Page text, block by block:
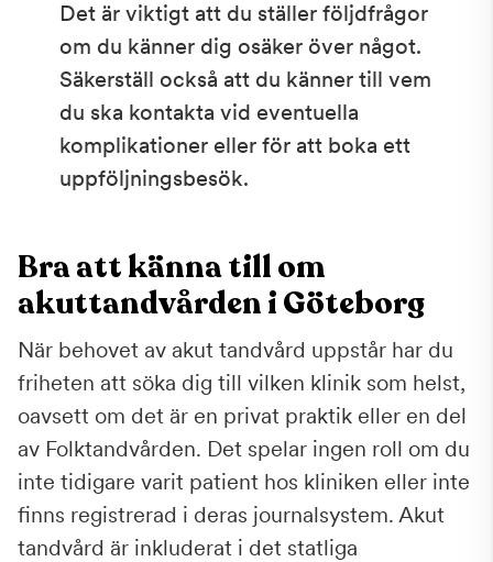
Det är viktigt att du ställer följdfrågor
om du känner dig osäker över något.
Säkerställ också att du känner till vem
du ska kontakta vid eventuella
komplikationer eller för att boka ett
uppföljningsbesök.
Bra att känna till om
akuttandvården i Göteborg
När behovet av akut tandvård uppstår har du
friheten att söka dig till vilken klinik som helst,
oavsett om det är en privat praktik eller en del
av Folktandvården. Det spelar ingen roll om du
inte tidigare varit patient hos kliniken eller inte
finns registrerad i deras journalsystem. Akut
tandvård är inkluderat i det statliga